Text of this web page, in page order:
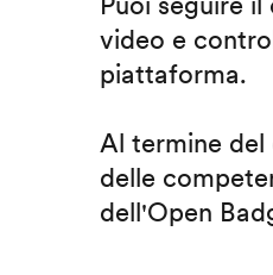
video e
piattaforma.
Al termine
delle
dell'Open